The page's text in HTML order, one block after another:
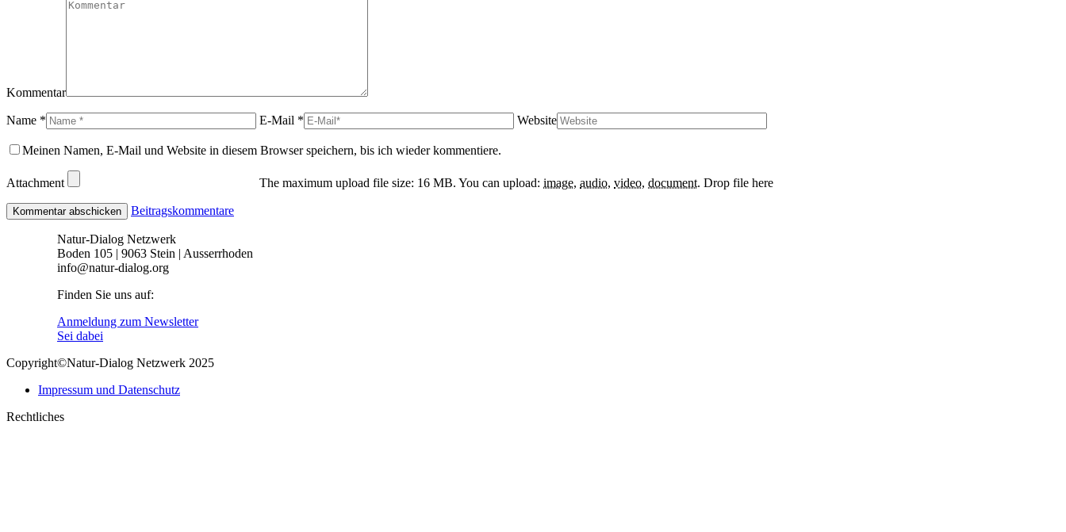
Kommentar
Name * E-Mail * Website
Meinen Namen, E-Mail und Website in diesem Browser speichern, bis ich wieder kommentiere.
Attachment The maximum upload file size: 16 MB. You can upload: image, audio, video, document. Drop file here
Beitragskommentare
Natur-Dialog Netzwerk
Boden 105 | 9063 Stein | Ausserrhoden
info@natur-dialog.org
Finden Sie uns auf:
Linkedin
page
in
window
E-
Mail
opens
new
Anmeldung zum Newsletter
Sei dabei
Copyright©Natur-Dialog Netzwerk 2025
Impressum und Datenschutz
Rechtliches